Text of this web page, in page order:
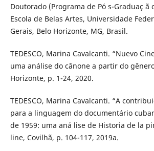
Doutorado (Programa de Pó s-Graduaç ã
Escola de Belas Artes, Universidade
Gerais, Belo Horizonte, MG, Brasil.
TEDESCO, Marina Cavalcanti. “Nuevo
uma análise do cânone a partir do
Horizonte, p. 1-24, 2020.
TEDESCO, Marina Cavalcanti. “A
para a linguagem do documentário
de 1959: uma aná lise de Historia de la
line, Covilhã, p. 104-117, 2019a.